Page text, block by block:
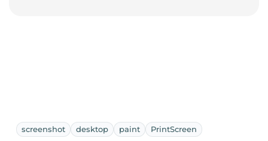
screenshot desktop paint PrintScreen